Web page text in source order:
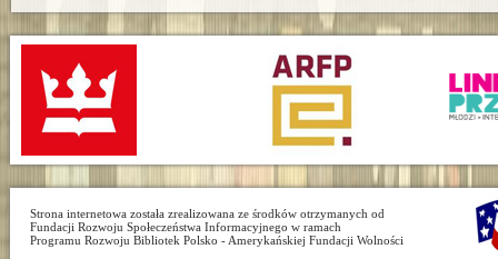
Strona internetowa została zrealizowana ze środków otrzymanych od
Fundacji Rozwoju Społeczeństwa Informacyjnego w ramach
Programu Rozwoju Bibliotek Polsko - Amerykańskiej Fundacji Wolności